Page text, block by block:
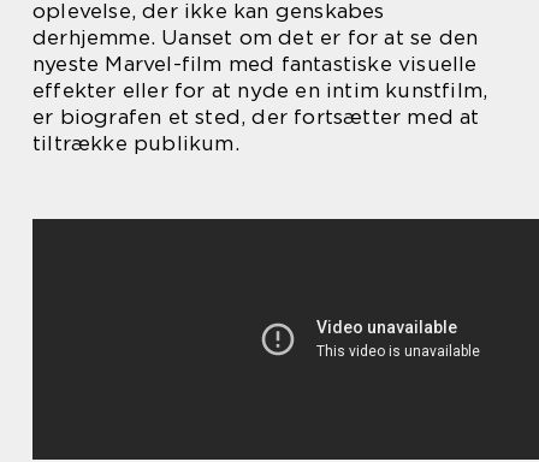
oplevelse, der ikke kan genskabes
derhjemme. Uanset om det er for at se den
nyeste Marvel-film med fantastiske visuelle
effekter eller for at nyde en intim kunstfilm,
er biografen et sted, der fortsætter med at
tiltrække publikum.